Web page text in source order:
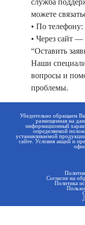
служба
можете
• По телефону:
• Через сайт
“Оставить
Наши
вопросы и
проблемы.
Убедительно обращаем
размещенная на
информационный
определяемой
устанавливаемой
сайте. Условия акций и
Согласие на
Политика